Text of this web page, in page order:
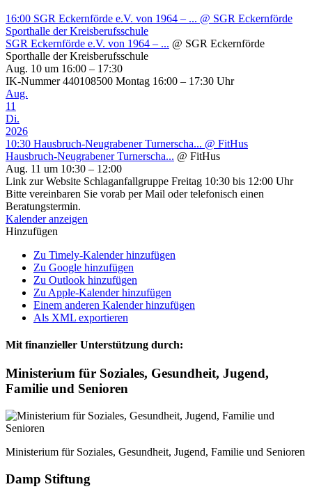
16:00 SGR Eckernförde e.V. von 1964 – ... @ SGR Eckernförde
Sporthalle der Kreisberufsschule
SGR Eckernförde e.V. von 1964 – ... @ SGR Eckernförde
Sporthalle der Kreisberufsschule
Aug. 10 um 16:00 – 17:30
IK-Nummer 440108500 Montag 16:00 – 17:30 Uhr
Aug.
11
Di.
2026
10:30 Hausbruch-Neugrabener Turnerscha... @ FitHus
Hausbruch-Neugrabener Turnerscha... @ FitHus
Aug. 11 um 10:30 – 12:00
Link zur Website Schlaganfallgruppe Freitag 10:30 bis 12:00 Uhr
Bitte vereinbaren Sie vorab per Mail oder telefonisch einen
Beratungstermin.
Kalender anzeigen
Hinzufügen
Zu Timely-Kalender hinzufügen
Zu Google hinzufügen
Zu Outlook hinzufügen
Zu Apple-Kalender hinzufügen
Einem anderen Kalender hinzufügen
Als XML exportieren
Mit finanzieller Unterstützung durch:
Ministerium für Soziales, Gesundheit, Jugend,
Familie und Senioren
Ministerium für Soziales, Gesundheit, Jugend, Familie und Senioren
Damp Stiftung